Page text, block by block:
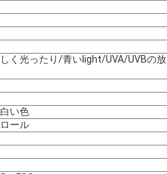
く光ったり/青いlight/UVA/UVBの放
い色
ール